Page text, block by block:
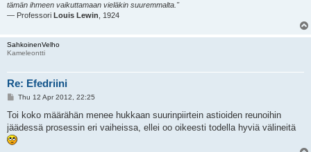
tämän ihmeen vaikuttamaan vieläkin suuremmalta."
— Professori Louis Lewin, 1924
SahkoinenVelho
Kameleontti
Re: Efedriini
P
s
Thu 12 Apr 2012, 22:25
Toi koko määrähän menee hukkaan suurinpiirtein astioiden reunoihin
jäädessä prosessin eri vaiheissa, ellei oo oikeesti todella hyviä välineitä